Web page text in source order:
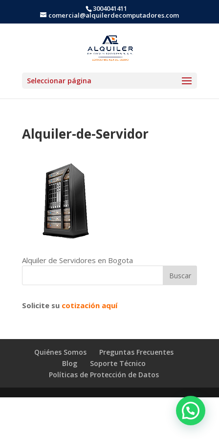
3004041411
comercial@alquilerdecomputadores.com
Seleccionar página
Alquiler-de-Servidor
Alquiler de Servidores en Bogota
Solicite su cotización aquí
Quiénes Somos
Preguntas Frecuentes
Blog
Soporte Técnico
Políticas de Protección de Datos